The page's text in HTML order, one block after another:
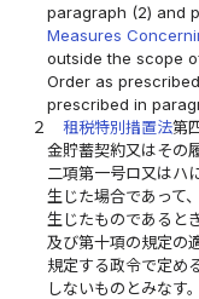
paragraph (2) and
Measures
outside the scope
Order as
prescribed in
２
租税特別措置法第
金貯蓄契約又はその
二項第一号ロ又はハ
生じた場合であって
生じたものであると
及び第十項の規定の
規定する政令で定め
しないものとみなす。